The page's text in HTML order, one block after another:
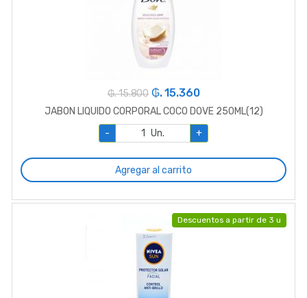
₲. 15.800 ₲. 15.360
JABON LIQUIDO CORPORAL COCO DOVE 250ML(12)
-
Un. +
Agregar al carrito
Descuentos a partir de 3 u